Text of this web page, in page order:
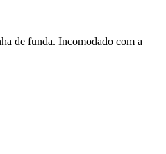
de funda. Incomodado com a